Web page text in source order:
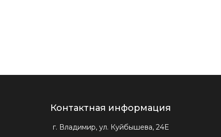
Контактная информация
г. Владимир, ул. Куйбышева, 24Е